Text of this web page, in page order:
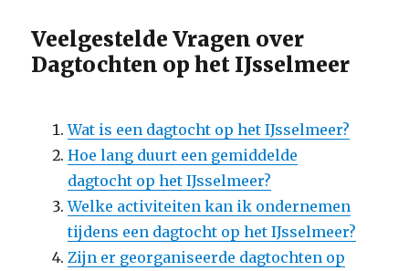
Veelgestelde Vragen over
Dagtochten op het IJsselmeer
Wat is een dagtocht op het IJsselmeer?
Hoe lang duurt een gemiddelde
dagtocht op het IJsselmeer?
Welke activiteiten kan ik ondernemen
tijdens een dagtocht op het IJsselmeer?
Zijn er georganiseerde dagtochten op